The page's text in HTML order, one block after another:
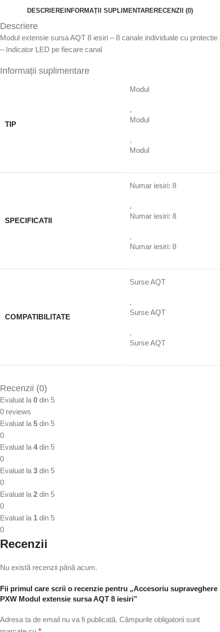
DESCRIEREINFORMAȚII SUPLIMENTARERECENZII (0)
Descriere
Modul extensie sursa AQT 8 iesiri – 8 canale individuale cu protectie
– Indicator LED pe fiecare canal
Informații suplimentare
TIP
Modul
,
Modul
,
Modul
SPECIFICATII
Numar iesiri: 8
,
Numar iesiri: 8
,
Numar iesiri: 8
COMPATIBILITATE
Surse AQT
,
Surse AQT
,
Surse AQT
Recenzii (0)
Evaluat la 0 din 5
0 reviews
Evaluat la 5 din 5
0
Evaluat la 4din 5
0
Evaluat la 3 din 5
0
Evaluat la 2 din 5
0
Evaluat la 1 din 5
0
Recenzii
Nu există recenzii până acum.
Fii primul care scrii o recenzie pentru „Accesoriu supraveghere
PXW Modul extensie sursa AQT 8 iesiri”
Adresa ta de email nu va fi publicată. Câmpurile obligatorii sunt